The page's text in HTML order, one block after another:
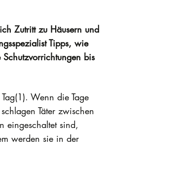
Zutritt zu Häusern und
Tipps, wie
bis
Wenn die Tage
Täter zwischen
eingeschaltet sind,
werden sie in der